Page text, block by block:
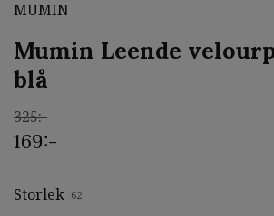
MUMIN
Mumin Leende
blå
325:-
169:-
Storlek 62